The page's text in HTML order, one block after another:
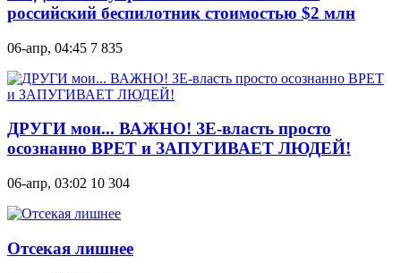
российский беспилотник стоимостью $2 млн
06-апр, 04:45 7 835
ДРУГИ мои... ВАЖНО! ЗЕ-власть просто
осознанно ВРЕТ и ЗАПУГИВАЕТ ЛЮДЕЙ!
06-апр, 03:02 10 304
Отсекая лишнее